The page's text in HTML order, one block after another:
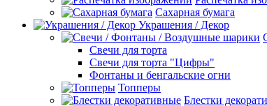
Сахарная бумага
Украшения / Декор
Свечи для торта
Свечи для торта "Цифры"
Фонтаны и бенгальские огни
Топперы
Блестки